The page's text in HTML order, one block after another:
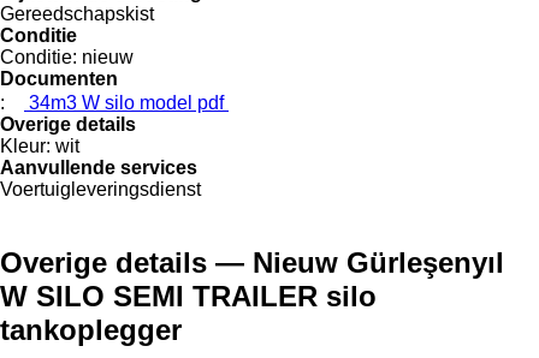
Gereedschapskist
Conditie
Conditie: nieuw
Documenten
:
34m3 W silo model pdf
Overige details
Kleur: wit
Aanvullende services
Voertuigleveringsdienst
Overige details — Nieuw Gürleşenyıl
W SILO SEMI TRAILER silo
tankoplegger